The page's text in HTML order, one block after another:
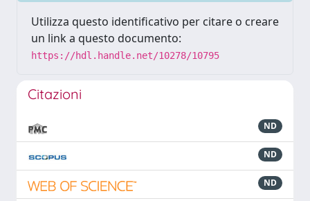
Utilizza questo identificativo per citare o creare
un link a questo documento:
https://hdl.handle.net/10278/10795
Citazioni
ND
ND
ND